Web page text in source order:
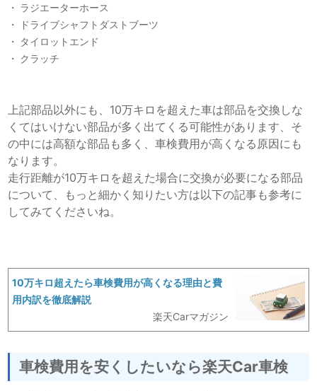
ラジエーターホース
ドライブシャフトダストブーツ
タイロットエンド
クラッチ
上記部品以外にも、10万キロを超えた車は部品を交換しな
くてはいけない部品が多く出てくる可能性があります、そ
の中には高額な部品も多く、車検費用が高くなる原因にも
なります。
走行距離が10万キロを超えた場合に交換が必要になる部品
について、もっと細かく知りたい方は以下の記事も参考に
してみてくださいね。
10万キロ超えたら車検費用が高くなる理由と費
用内訳を徹底解説
楽天Carマガジン
車検費用を安くしたいなら楽天Car車検